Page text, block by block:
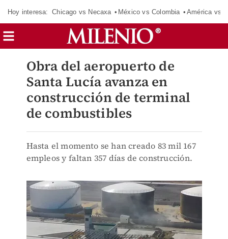
Hoy interesa: Chicago vs Necaxa México vs Colombia América vs
Obra del aeropuerto de
Santa Lucía avanza en
construcción de terminal
de combustibles
Hasta el momento se han creado 83 mil 167
empleos y faltan 357 días de construcción.